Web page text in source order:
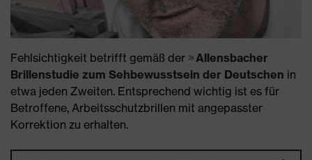
Fehlsichtigkeit betrifft gemäß der
Allensbacher
Brillenstudie zum Sehbewusstsein der Deutschen in
etwa jeden Zweiten. Entsprechend wichtig ist es für
Betroffene, Arbeitsschutzbrillen mit angepasster
Korrektion zu erhalten.